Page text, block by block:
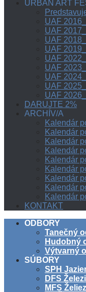
URBAN ART
UAF
UAF
UAF
UAF
UAF
UAF
UAF
UAF
UAF
DARUJTE 2%
ARCHÍV/A
Kalendár
Kalendár
Kalendár
Kalendár
Kalendár
Kalendár
Kalendár
Kalendár
Kalendár
KONTAKT
ODBORY
Tanečný
Hudobný
Výtvarný
SÚBORY
SPH
DFS
MFS